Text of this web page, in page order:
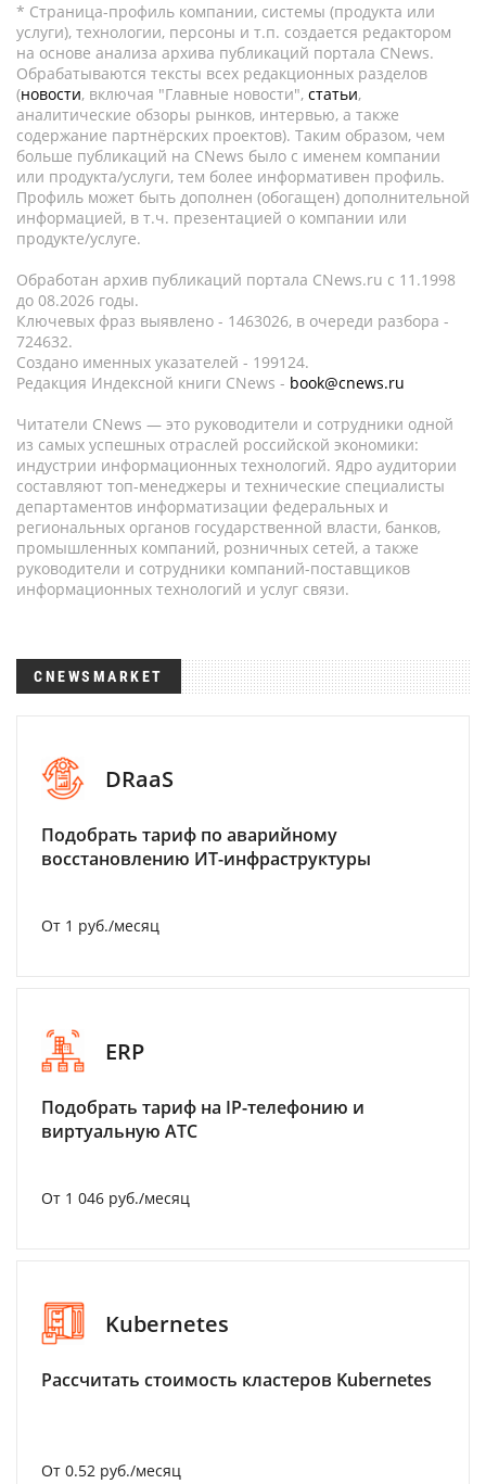
* Страница-профиль компании, системы (продукта или
услуги), технологии, персоны и т.п. создается редактором
на основе анализа архива публикаций портала CNews.
Обрабатываются тексты всех редакционных разделов
(новости, включая "Главные новости", статьи,
аналитические обзоры рынков, интервью, а также
содержание партнёрских проектов). Таким образом, чем
больше публикаций на CNews было с именем компании
или продукта/услуги, тем более информативен профиль.
Профиль может быть дополнен (обогащен) дополнительной
информацией, в т.ч. презентацией о компании или
продукте/услуге.
Обработан архив публикаций портала CNews.ru c 11.1998
до 08.2026 годы.
Ключевых фраз выявлено - 1463026, в очереди разбора -
724632.
Создано именных указателей - 199124.
Редакция Индексной книги CNews - book@cnews.ru
Читатели CNews — это руководители и сотрудники одной
из самых успешных отраслей российской экономики:
индустрии информационных технологий. Ядро аудитории
составляют топ-менеджеры и технические специалисты
департаментов информатизации федеральных и
региональных органов государственной власти, банков,
промышленных компаний, розничных сетей, а также
руководители и сотрудники компаний-поставщиков
информационных технологий и услуг связи.
CNEWSMARKET
DRaaS
Подобрать тариф по аварийному
восстановлению ИТ-инфраструктуры
От 1 руб./месяц
ERP
Подобрать тариф на IP-телефонию и
виртуальную АТС
От 1 046 руб./месяц
Kubernetes
Рассчитать стоимость кластеров Kubernetes
От 0.52 руб./месяц